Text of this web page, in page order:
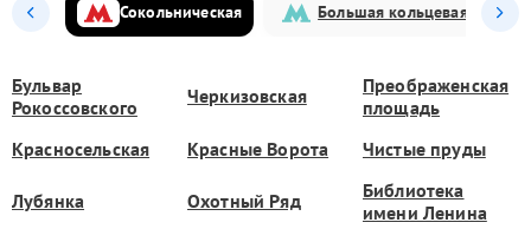
Сокольническая Большая кольцевая
Бульвар
Рокоссовского
Черкизовская
Преображенская
площадь
Красносельская
Красные Ворота Чистые пруды
Лубянка Охотный Ряд
Библиотека
имени Ленина